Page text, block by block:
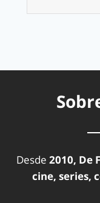
Desde 2010, De
cine, series,